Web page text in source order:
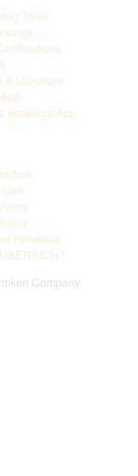
Tools
& Literature
Bearings App
Use
Hinweise
Company